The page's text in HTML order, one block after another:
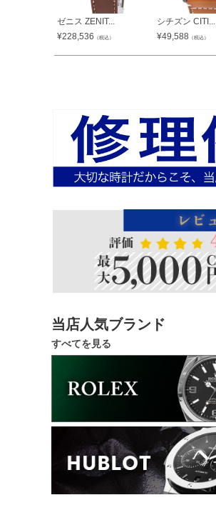
ゼニス ZENIT...
¥228,536 （税込）
シチズン CITI...
¥49,588 （税込）
当店人気ブランド
すべてを見る